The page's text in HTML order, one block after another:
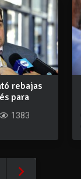
rebajas
para
1383